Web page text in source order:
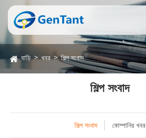
বাড়ি খবর শিল্প সংবাদ
শিল্প সংবাদ
শিল্প সংবাদ কোম্পানির খবর